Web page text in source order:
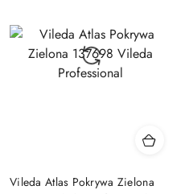
obniżką
Vileda Atlas Pokrywa Zielona